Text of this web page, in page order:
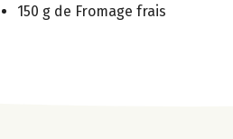
150 g de Fromage frais